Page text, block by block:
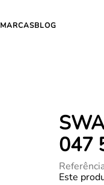
MARCASBLOG
047
Este